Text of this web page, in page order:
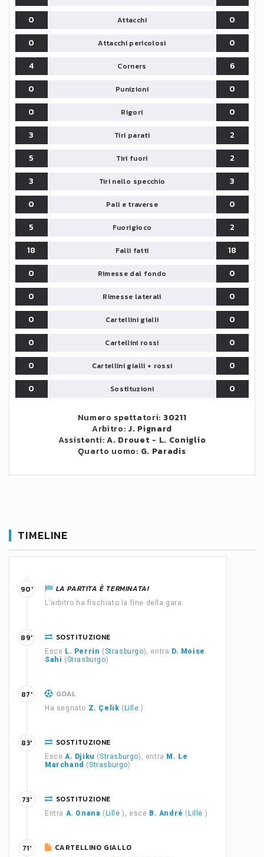
0
Attacchi
0
0
Attacchi pericolosi
0
4
Corners
6
0
Punizioni
0
0
Rigori
0
3
Tiri parati
2
5
Tiri fuori
2
3
Tiri nello specchio
3
0
Pali e traverse
0
5
Fuorigioco
2
18
Falli fatti
18
0
Rimesse dal fondo
0
0
Rimesse laterali
0
0
Cartellini gialli
0
0
Cartellini rossi
0
0
Cartellini gialli + rossi
0
0
Sostituzioni 0
Numero spettatori: 30211
Arbitro: J. Pignard
Assistenti:A. Drouet - L. Coniglio
Quarto uomo: G. Paradis
TIMELINE
LA PARTITA È TERMINATA!
L'arbitro ha fischiato la fine della gara.
90'
SOSTITUZIONE
Esce L. Perrin (Strasburgo), entra D. Moise
Sahi (Strasburgo)
89'
GOAL
Ha segnato Z. Çelik ( Lille)
87'
SOSTITUZIONE
Esce A. Djiku (Strasburgo), entra M. Le
Marchand (Strasburgo)
83'
SOSTITUZIONE
Entra A. Onana ( Lille), esce B. André ( Lille )
73'
CARTELLINO GIALLO
71'